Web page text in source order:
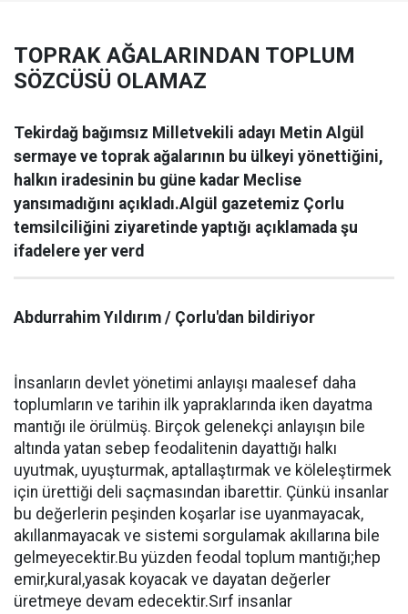
TOPRAK AĞALARINDAN TOPLUM
SÖZCÜSÜ OLAMAZ
Tekirdağ bağımsız Milletvekili adayı Metin Algül
sermaye ve toprak ağalarının bu ülkeyi yönettiğini,
halkın iradesinin bu güne kadar Meclise
yansımadığını açıkladı.Algül gazetemiz Çorlu
temsilciliğini ziyaretinde yaptığı açıklamada şu
ifadelere yer verd
Abdurrahim Yıldırım / Çorlu'dan bildiriyor
İnsanların devlet yönetimi anlayışı maalesef daha
toplumların ve tarihin ilk yapraklarında iken dayatma
mantığı ile örülmüş. Birçok gelenekçi anlayışın bile
altında yatan sebep feodalitenin dayattığı halkı
uyutmak, uyuşturmak, aptallaştırmak ve köleleştirmek
için ürettiği deli saçmasından ibarettir. Çünkü insanlar
bu değerlerin peşinden koşarlar ise uyanmayacak,
akıllanmayacak ve sistemi sorgulamak akıllarına bile
gelmeyecektir.Bu yüzden feodal toplum mantığı;hep
emir,kural,yasak koyacak ve dayatan değerler
üretmeye devam edecektir.Sırf insanlar